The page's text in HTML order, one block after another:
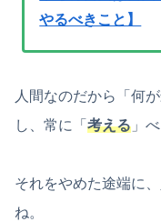
やるべきこと】
人間なのだから「何
し、常に「 考える 」
それをやめた途端に
ね。